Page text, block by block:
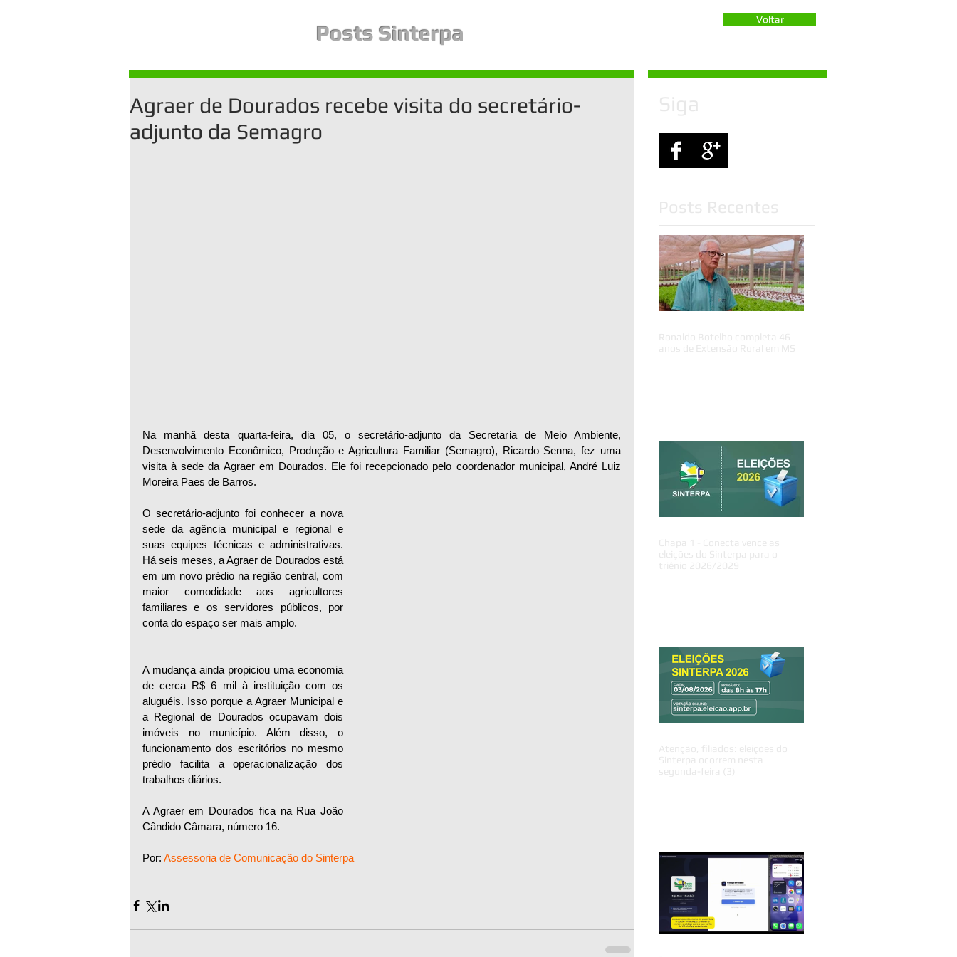
Posts Sinterpa
Agraer de Dourados recebe visita do secretário-
adjunto da Semagro
Na manhã desta quarta-feira, dia 05, o secretário-adjunto da Secretaria de Meio Ambiente,
Desenvolvimento Econômico, Produção e Agricultura Familiar (Semagro), Ricardo Senna, fez uma
visita à sede da Agraer em Dourados. Ele foi recepcionado pelo coordenador municipal, André Luiz
Moreira Paes de Barros.
O secretário-adjunto foi conhecer a nova
sede da agência municipal e regional e
suas equipes técnicas e administrativas.
Há seis meses, a Agraer de Dourados está
em um novo prédio na região central, com
maior comodidade aos agricultores
familiares e os servidores públicos, por
conta do espaço ser mais amplo.
A mudança ainda propiciou uma economia
de cerca R$ 6 mil à instituição com os
aluguéis. Isso porque a Agraer Municipal e
a Regional de Dourados ocupavam dois
imóveis no município. Além disso, o
funcionamento dos escritórios no mesmo
prédio facilita a operacionalização dos
trabalhos diários.
A Agraer em Dourados fica na Rua João
Cândido Câmara, número 16.
Por: Assessoria de Comunicação do Sinterpa
Voltar